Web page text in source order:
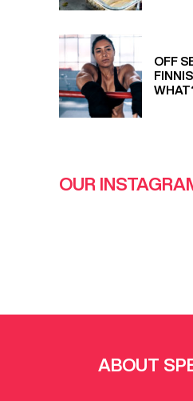
OFF
OUR
ABOUT